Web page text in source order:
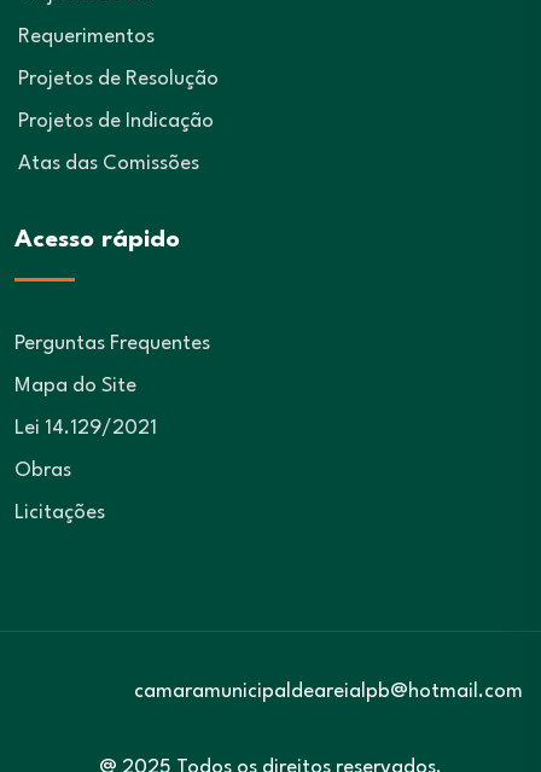
Requerimentos
Projetos de Resolução
Projetos de Indicação
Atas das Comissões
Acesso rápido
Perguntas Frequentes
Mapa do Site
Lei 14.129/2021
Obras
Licitações
@ 2025 Todos os direitos reservados.
camaramunicipaldeareialpb@hotmail.com